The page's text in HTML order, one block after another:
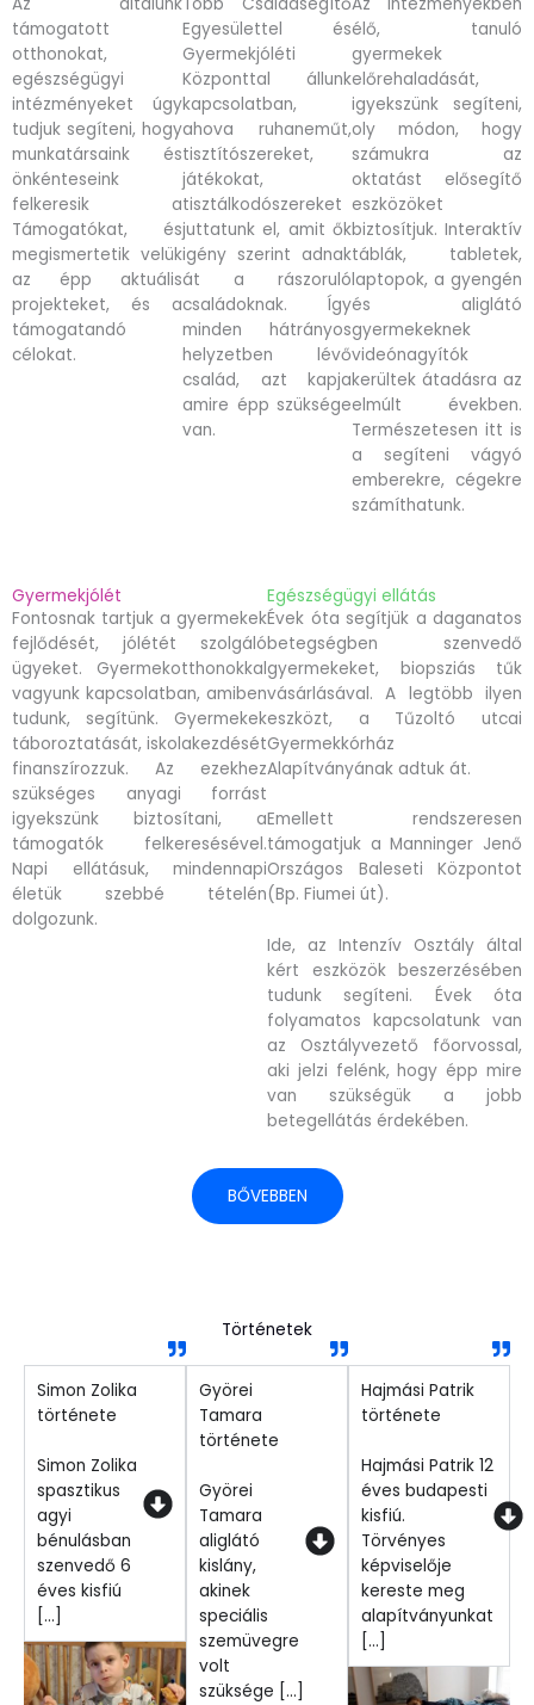
támogatott
otthonokat,
egészségügyi
intézményeket úgy
tudjuk segíteni, hogy
munkatársaink és
önkénteseink
felkeresik a
Támogatókat, és
megismertetik velük
az épp aktuális
projekteket, és a
támogatandó
célokat.
Egyesülettel és
Gyermekjóléti
Központtal állunk
kapcsolatban,
ahova ruhaneműt,
tisztítószereket,
játékokat,
tisztálkodószereket
juttatunk el, amit ők
igény szerint adnak
át a rászoruló
családoknak. Így
minden hátrányos
helyzetben lévő
család, azt kapja
amire épp szüksége
van.
élő, tanuló
gyermekek
előrehaladását,
igyekszünk segíteni,
oly módon, hogy
számukra az
oktatást elősegítő
eszközöket
biztosítjuk. Interaktív
táblák, tabletek,
laptopok, a gyengén
és aliglátó
gyermekeknek
videónagyítók
kerültek átadásra az
elmúlt években.
Természetesen itt is
a segíteni vágyó
emberekre, cégekre
számíthatunk.
Gyermekjólét
Fontosnak tartjuk a gyermekek
fejlődését, jólétét szolgáló
ügyeket. Gyermekotthonokkal
vagyunk kapcsolatban, amiben
tudunk, segítünk. Gyermekek
táboroztatását, iskolakezdését
finanszírozzuk. Az ezekhez
szükséges anyagi forrást
igyekszünk biztosítani, a
támogatók felkeresésével.
Napi ellátásuk, mindennapi
életük szebbé tételén
dolgozunk.
Egészségügyi ellátás
Évek óta segítjük a daganatos
betegségben szenvedő
gyermekeket, biopsziás tűk
vásárlásával. A legtöbb ilyen
eszközt, a Tűzoltó utcai
Gyermekkórház
Alapítványának adtuk át.
Emellett rendszeresen
támogatjuk a Manninger Jenő
Országos Baleseti Központot
(Bp. Fiumei út).
Ide, az Intenzív Osztály által
kért eszközök beszerzésében
tudunk segíteni. Évek óta
folyamatos kapcsolatunk van
az Osztályvezető főorvossal,
aki jelzi felénk, hogy épp mire
van szükségük a jobb
betegellátás érdekében.
BŐVEBBEN
Történetek
Simon Zolika
története
Simon Zolika
spasztikus
agyi
bénulásban
szenvedő 6
éves kisfiú
[...]
Györei
Tamara
története
Györei
Tamara
aliglátó
kislány,
akinek
speciális
szemüvegre
volt
szüksége [...]
Hajmási Patrik
története
Hajmási Patrik 12
éves budapesti
kisfiú.
Törvényes
képviselője
kereste meg
alapítványunkat
[...]